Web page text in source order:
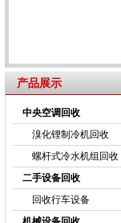
产品展示
中央空调回收
溴化锂制冷机回收
螺杆式冷水机组回收
二手设备回收
回收行车设备